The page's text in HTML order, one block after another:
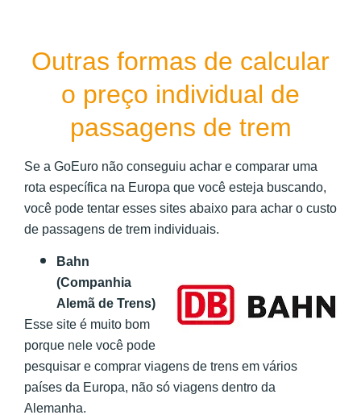
Outras formas de calcular
o preço individual de
passagens de trem
Se a GoEuro não conseguiu achar e comparar uma
rota específica na Europa que você esteja buscando,
você pode tentar esses sites abaixo para achar o custo
de passagens de trem individuais.
Bahn
(Companhia
Alemã de Trens)
Esse site é muito bom
porque nele você pode
pesquisar e comprar viagens de trens em vários
países da Europa, não só viagens dentro da
Alemanha.